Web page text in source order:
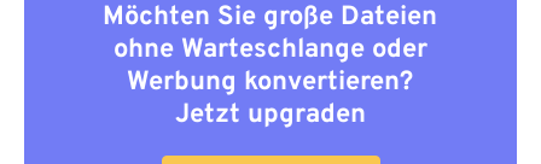
Möchten Sie große Dateien
ohne Warteschlange oder
Werbung konvertieren?
Jetzt upgraden